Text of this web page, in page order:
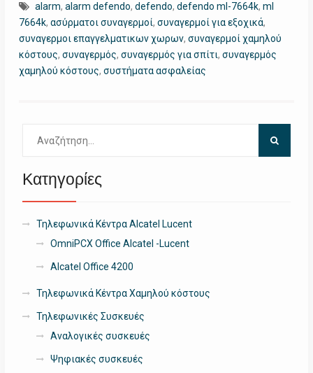
alarm, alarm defendo, defendo, defendo ml-7664k, ml
7664k, ασύρματοι συναγερμοί, συναγερμοί για εξοχικά,
συναγερμοι επαγγελματικων χωρων, συναγερμοί χαμηλού
κόστους, συναγερμός, συναγερμός για σπίτι, συναγερμός
χαμηλού κόστους, συστήματα ασφαλείας
για:
Κατηγορίες
Τηλεφωνικά Κέντρα Alcatel Lucent
OmniPCX Office Alcatel -Lucent
Alcatel Office 4200
Τηλεφωνικά Κέντρα Χαμηλού κόστους
Τηλεφωνικές Συσκευές
Αναλογικές συσκευές
Ψηφιακές συσκευές